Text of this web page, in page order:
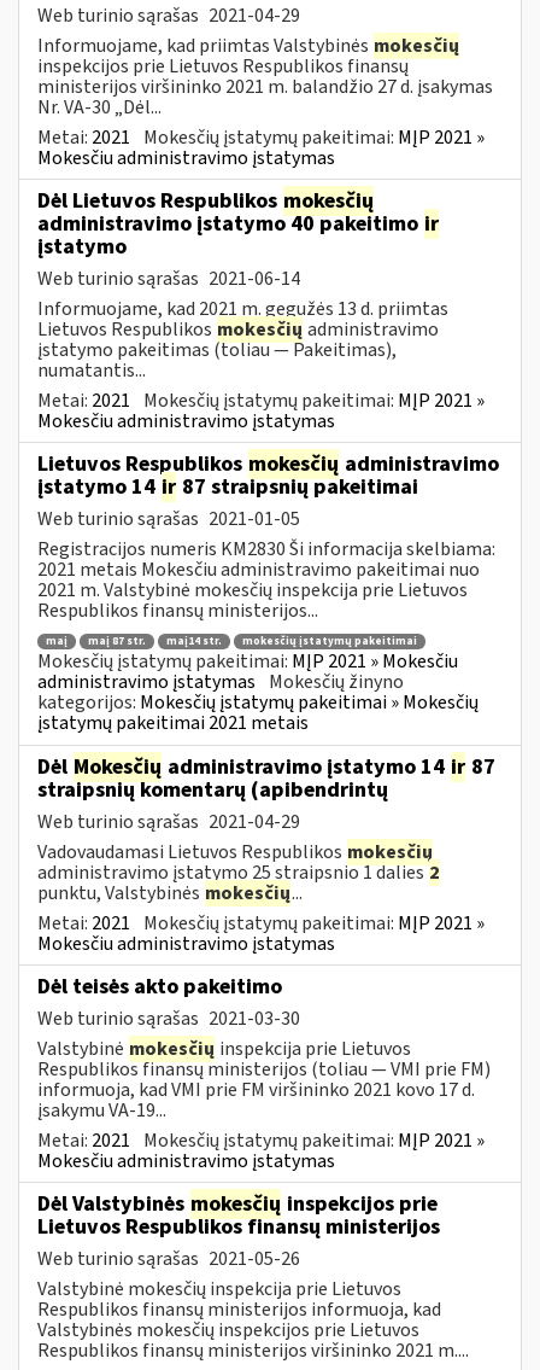
Web turinio sąrašas 2021-04-29
Informuojame, kad priimtas Valstybinės mokesčių
inspekcijos prie Lietuvos Respublikos finansų
ministerijos viršininko 2021 m. balandžio 27 d. įsakymas
Nr. VA-30 „Dėl...
Metai: 2021 Mokesčių įstatymų pakeitimai: MĮP 2021 »
Mokesčiu administravimo įstatymas
Dėl Lietuvos Respublikos mokesčių
administravimo įstatymo 40 pakeitimo ir
įstatymo
Web turinio sąrašas 2021-06-14
Informuojame, kad 2021 m. gegužės 13 d. priimtas
Lietuvos Respublikos mokesčių administravimo
įstatymo pakeitimas (toliau — Pakeitimas),
numatantis...
Metai: 2021 Mokesčių įstatymų pakeitimai: MĮP 2021 »
Mokesčiu administravimo įstatymas
Lietuvos Respublikos mokesčių administravimo
įstatymo 14 ir 87 straipsnių pakeitimai
Web turinio sąrašas 2021-01-05
Registracijos numeris KM2830 Ši informacija skelbiama:
2021 metais Mokesčiu administravimo pakeitimai nuo
2021 m. Valstybinė mokesčių inspekcija prie Lietuvos
Respublikos finansų ministerijos...
maį maį 87 str. maį14 str. mokesčių įstatymų pakeitimai
Mokesčių įstatymų pakeitimai: MĮP 2021 » Mokesčiu
administravimo įstatymas Mokesčių žinyno
kategorijos: Mokesčių įstatymų pakeitimai » Mokesčių
įstatymų pakeitimai 2021 metais
Dėl Mokesčių administravimo įstatymo 14 ir 87
straipsnių komentarų (apibendrintų
Web turinio sąrašas 2021-04-29
Vadovaudamasi Lietuvos Respublikos mokesčių
administravimo įstatymo 25 straipsnio 1 dalies2
punktu, Valstybinės mokesčių...
Metai: 2021 Mokesčių įstatymų pakeitimai: MĮP 2021 »
Mokesčiu administravimo įstatymas
Dėl teisės akto pakeitimo
Web turinio sąrašas 2021-03-30
Valstybinė mokesčių inspekcija prie Lietuvos
Respublikos finansų ministerijos (toliau ― VMI prie FM)
informuoja, kad VMI prie FM viršininko 2021 kovo 17 d.
įsakymu VA-19...
Metai: 2021 Mokesčių įstatymų pakeitimai: MĮP 2021 »
Mokesčiu administravimo įstatymas
Dėl Valstybinės mokesčių inspekcijos prie
Lietuvos Respublikos finansų ministerijos
Web turinio sąrašas 2021-05-26
Valstybinė mokesčių inspekcija prie Lietuvos
Respublikos finansų ministerijos informuoja, kad
Valstybinės mokesčių inspekcijos prie Lietuvos
Respublikos finansų ministerijos viršininko 2021 m....